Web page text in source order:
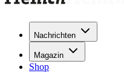
Nachrichten
Magazin
Shop